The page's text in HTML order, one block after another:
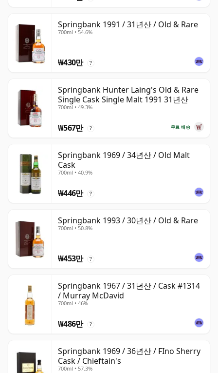
Springbank 1991 / 31년산 / Old & Rare
700ml • 54.6%
₩430만 ?
Springbank Hunter Laing's Old & Rare
Single Cask Single Malt 1991 31년산
700ml • 49.3%
무료 배송
₩567만 ?
Springbank 1969 / 34년산 / Old Malt
Cask
700ml • 40.9%
₩446만 ?
Springbank 1993 / 30년산 / Old & Rare
700ml • 50.8%
₩453만 ?
Springbank 1967 / 31년산 / Cask #1314
/ Murray McDavid
700ml • 46%
₩486만 ?
Springbank 1969 / 36년산 / FIno Sherry
Cask / Chieftain's
700ml • 57.3%